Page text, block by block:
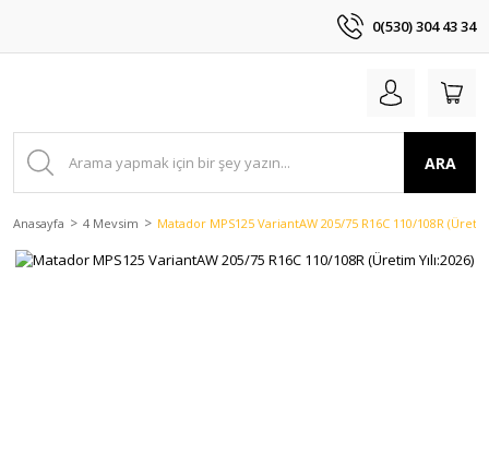
0(530) 304 43 34
ARA
Anasayfa 4 Mevsim Matador MPS125 VariantAW 205/75 R16C 110/108R (Üretim